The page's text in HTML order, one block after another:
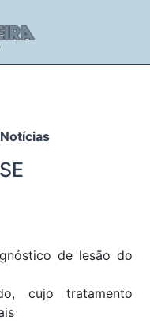
Notícias
de lesão do
cujo tratamento